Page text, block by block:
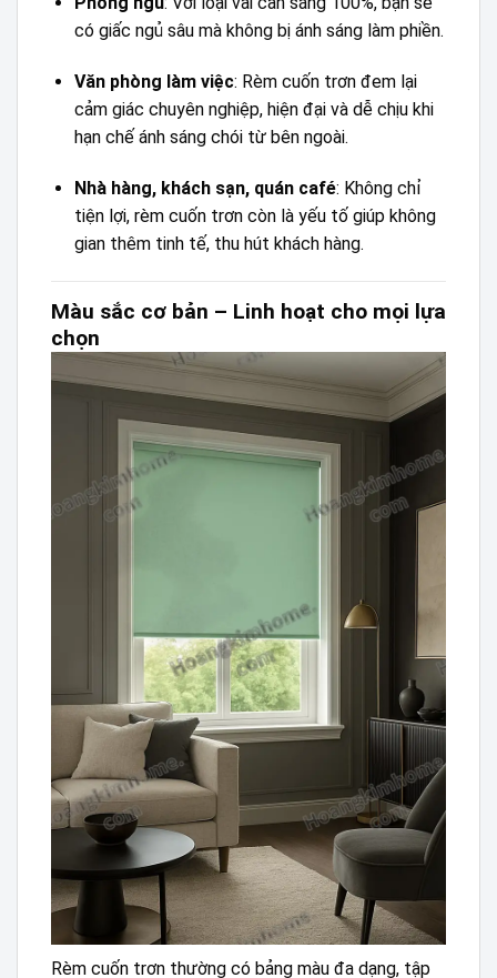
có giấc ngủ sâu mà không bị ánh sáng làm phiền.
Văn phòng làm việc: Rèm cuốn trơn đem lại
cảm giác chuyên nghiệp, hiện đại và dễ chịu khi
hạn chế ánh sáng chói từ bên ngoài.
Nhà hàng, khách sạn, quán café: Không chỉ
tiện lợi, rèm cuốn trơn còn là yếu tố giúp không
gian thêm tinh tế, thu hút khách hàng.
Màu sắc cơ bản – Linh hoạt cho mọi lựa
chọn
Rèm cuốn trơn thường có bảng màu đa dạng, tập